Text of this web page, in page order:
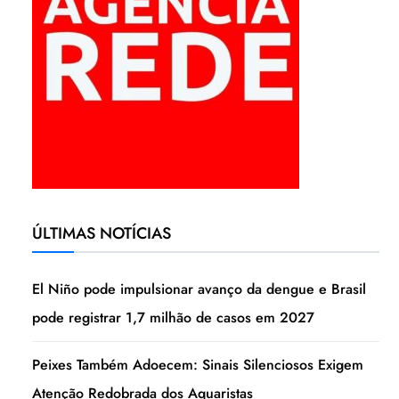
ÚLTIMAS NOTÍCIAS
El Niño pode impulsionar avanço da dengue e Brasil
pode registrar 1,7 milhão de casos em 2027
Peixes Também Adoecem: Sinais Silenciosos Exigem
Atenção Redobrada dos Aquaristas